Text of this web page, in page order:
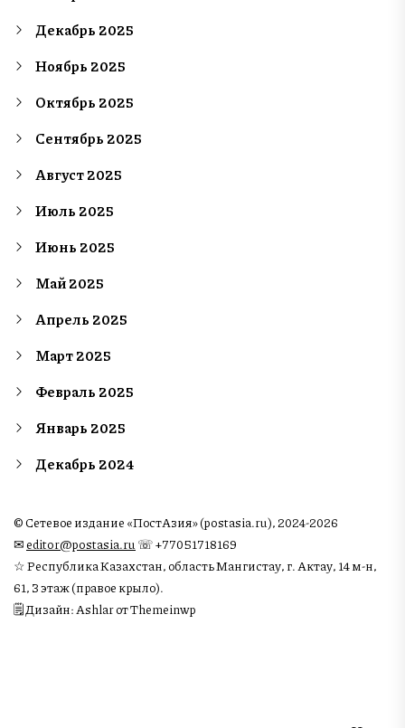
Декабрь 2025
Ноябрь 2025
Октябрь 2025
Сентябрь 2025
Август 2025
Июль 2025
Июнь 2025
Май 2025
Апрель 2025
Март 2025
Февраль 2025
Январь 2025
Декабрь 2024
© Сетевое издание «ПостАзия» (postasia.ru), 2024-2026
✉︎editor@postasia.ru ☏ +77051718169
☆ Республика Казахстан, область Мангистау, г. Актау, 14 м-н,
61, 3 этаж (правое крыло).
🗒 Дизайн: Ashlar от Themeinwp